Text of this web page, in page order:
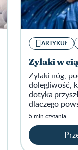
ARTYKUŁ
Żylaki w
Żylaki nóg,
dolegliwość,
dotyka
dlaczego
im
5 min czytania